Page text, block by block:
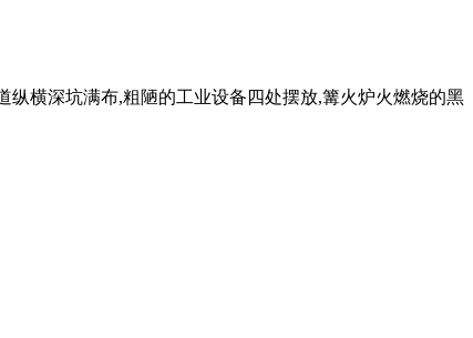
纵横深坑满布,粗陋的工业设备四处摆放,篝火炉火燃烧的黑